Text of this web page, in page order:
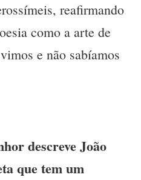
reafirmando
como a arte de
e não sabíamos
descreve João
que tem um